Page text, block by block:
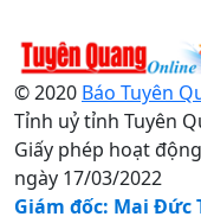
© 2020 Báo Tuyên
Tỉnh uỷ tỉnh Tuyên
Giấy phép hoạt
ngày 17/03/2022
Giám đốc: Mai Đức